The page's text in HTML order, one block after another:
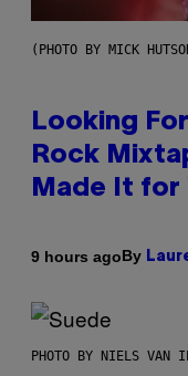
(PHOTO BY MICK
Looking
Rock
Made It for
9 hours agoBy
PHOTO BY NIELS VAN